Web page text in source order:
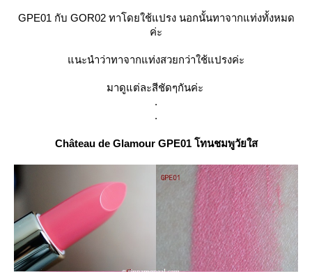
GPE01 กับ GOR02 ทาโดยใช้แปรง นอกนั้นทาจากแท่งทั้งหมด
ค่ะ
นะนำว่าทาจากแท่งสวยกว่าใช้แปรงค่ะ
มาดูแต่ละสีชัดๆกันค่ะ
.
.
Château de Glamour GPE01 โทนชมพูวัยใส